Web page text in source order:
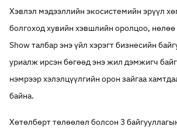
Хэвлэл мэдээллийн экосистемийн эрүүл
болгоход хувийн хэвшлийн оролцоо,
Show талбар энэ үйл хэрэгт бизнесийн
уриалж ирсэн бөгөөд энэ жил дэмжигч
нэмрээр хэлэлцүүлгийн орон зайгаа
байна.
Хөтөлбөрт төлөөлөл болсон 3